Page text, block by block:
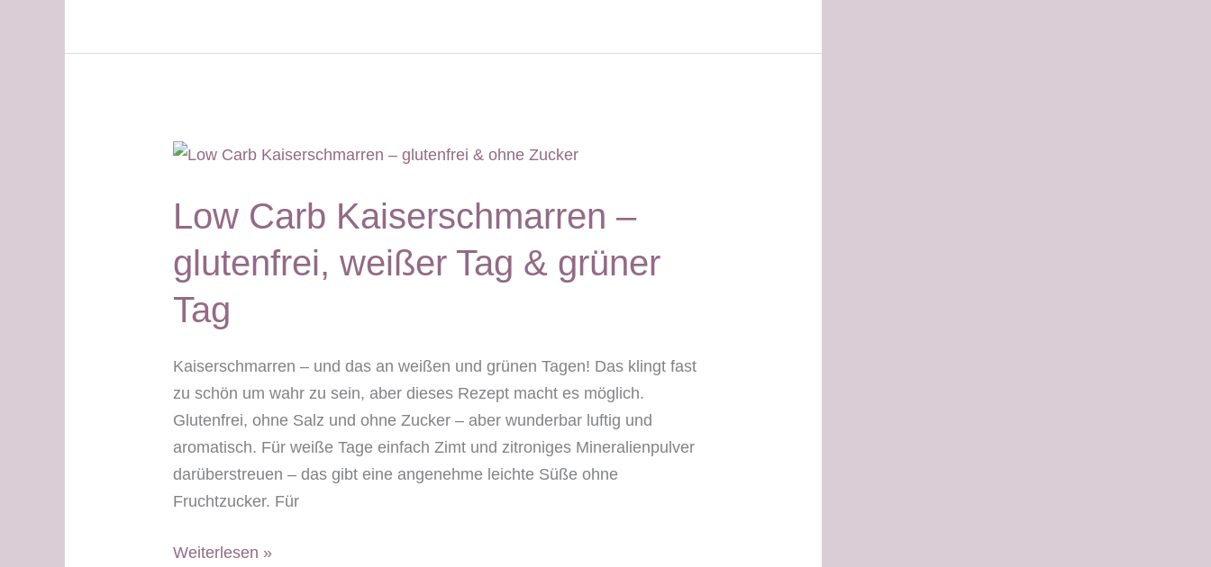
Low Carb Kaiserschmarren –
glutenfrei, weißer Tag & grüner
Tag
Kaiserschmarren – und das an weißen und grünen Tagen! Das klingt fast
zu schön um wahr zu sein, aber dieses Rezept macht es möglich.
Glutenfrei, ohne Salz und ohne Zucker – aber wunderbar luftig und
aromatisch. Für weiße Tage einfach Zimt und zitroniges Mineralienpulver
darüberstreuen – das gibt eine angenehme leichte Süße ohne
Fruchtzucker. Für
Low
Weiterlesen »